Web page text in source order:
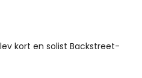
kort en solist Backstreet-